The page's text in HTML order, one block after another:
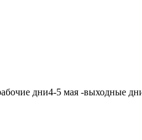
дни4-5 мая -выходные